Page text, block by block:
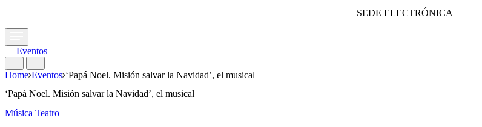
SEDE ELECTRÓNICA
Eventos
Home Eventos ‘Papá Noel. Misión salvar la Navidad’, el musical
‘Papá Noel. Misión salvar la Navidad’, el musical
Música Teatro